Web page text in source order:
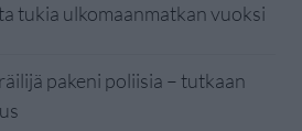
tukia ulkomaanmatkan vuoksi
pakeni poliisia – tutkaan